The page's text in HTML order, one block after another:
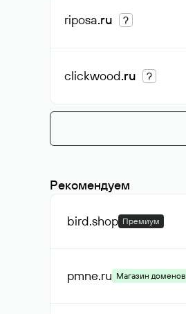
riposa.ru ?
clickwood.ru ?
Рекомендуем
bird.shop Премиум
pmne.ru Магазин доменов